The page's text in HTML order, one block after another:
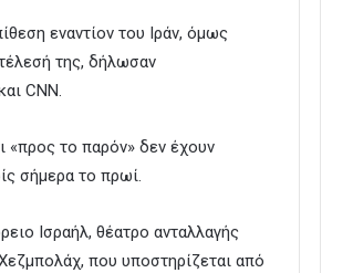
εναντίον του Ιράν, όμως
της, δήλωσαν
CNN.
«προς το παρόν» δεν έχουν
σήμερα το πρωί.
Ισραήλ, θέατρο ανταλλαγής
που υποστηρίζεται από